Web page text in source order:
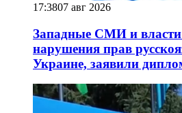
17:3807 авг 2026
Западные СМИ и
нарушения прав
Украине, заявили